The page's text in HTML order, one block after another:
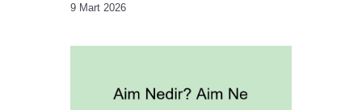
9 Mart 2026